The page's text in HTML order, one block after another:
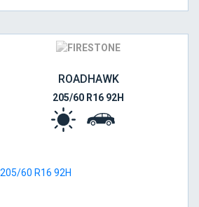
ROADHAWK
205/60 R16 92H